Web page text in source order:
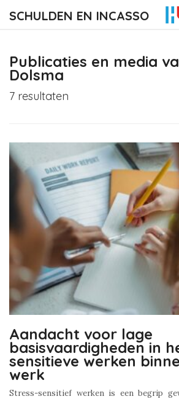
SCHULDEN EN INCASSO
Publicaties en media
Dolsma
7 resultaten
Aandacht voor lage
basisvaardigheden in
sensitieve werken
werk
Stress-sensitief werken is een begrip